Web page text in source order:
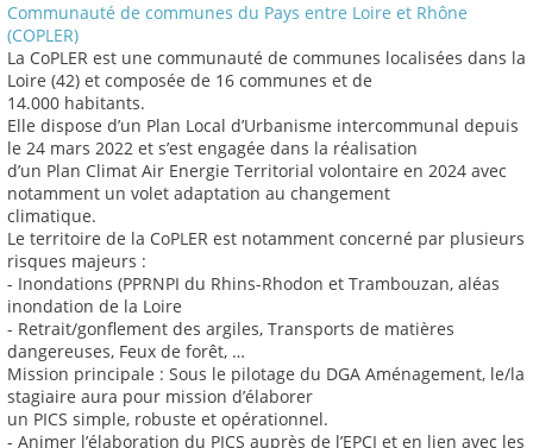
Communauté de communes du Pays entre Loire et Rhône
(COPLER)
La CoPLER est une communauté de communes localisées dans la
Loire (42) et composée de 16 communes et de
14.000 habitants.
Elle dispose d’un Plan Local d’Urbanisme intercommunal depuis
le 24 mars 2022 et s’est engagée dans la réalisation
d’un Plan Climat Air Energie Territorial volontaire en 2024 avec
notamment un volet adaptation au changement
climatique.
Le territoire de la CoPLER est notamment concerné par plusieurs
risques majeurs :
- Inondations (PPRNPI du Rhins-Rhodon et Trambouzan, aléas
inondation de la Loire
- Retrait/gonflement des argiles, Transports de matières
dangereuses, Feux de forêt, …
Mission principale : Sous le pilotage du DGA Aménagement, le/la
stagiaire aura pour mission d’élaborer
un PICS simple, robuste et opérationnel.
‐ Animer l’élaboration du PICS auprès de l’EPCI et en lien avec les